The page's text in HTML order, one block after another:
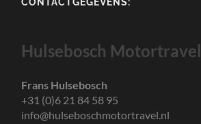
Hulsebosch Motortravel
Frans Hulsebosch
+31 (0)6 21 84 58 95
info@hulseboschmotortravel.nl